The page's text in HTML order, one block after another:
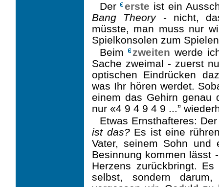
Der erste ist ein
Bang Theory- nicht,
müsste, man muss nur
Spielkon­solen zum
Beim
zweiten werde
Sache zweimal - zuerst
optischen Eindrücken
was Ihr hören werdet.
einem das Gehirn genau
nur «4 9 4 9 4 9 ...”
Etwas Ernsthafteres:
ist das?Es ist eine
Vater, seinem Sohn und
Besin­nung kommen lässt
Herzens zurückbringt.
selbst, sondern